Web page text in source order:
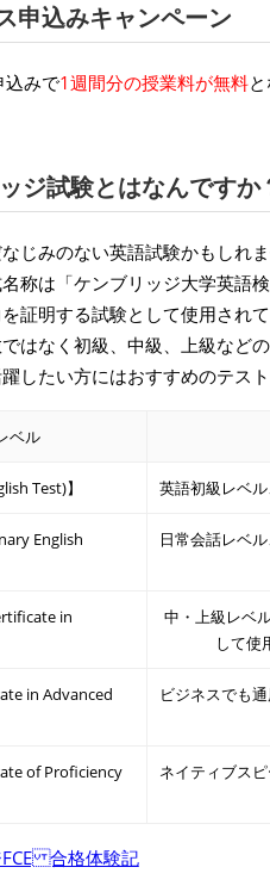
申込みキャンペーン
込みで1週間分の授業料が無料と
ジ試験とはなんですか
じみのない英語試験かもしれ
名称は「ケンブリッジ大学英語
証明する試験として使用され
はなく初級、中級、上級など
したい方にはおすすめのテスト
ベル
Test)】 英語初級レベ
English
日常会話レベ
in
中・上級レベ
して使
in Advanced
ビジネスでも
of Proficiency
ネイティブス
合格体験記